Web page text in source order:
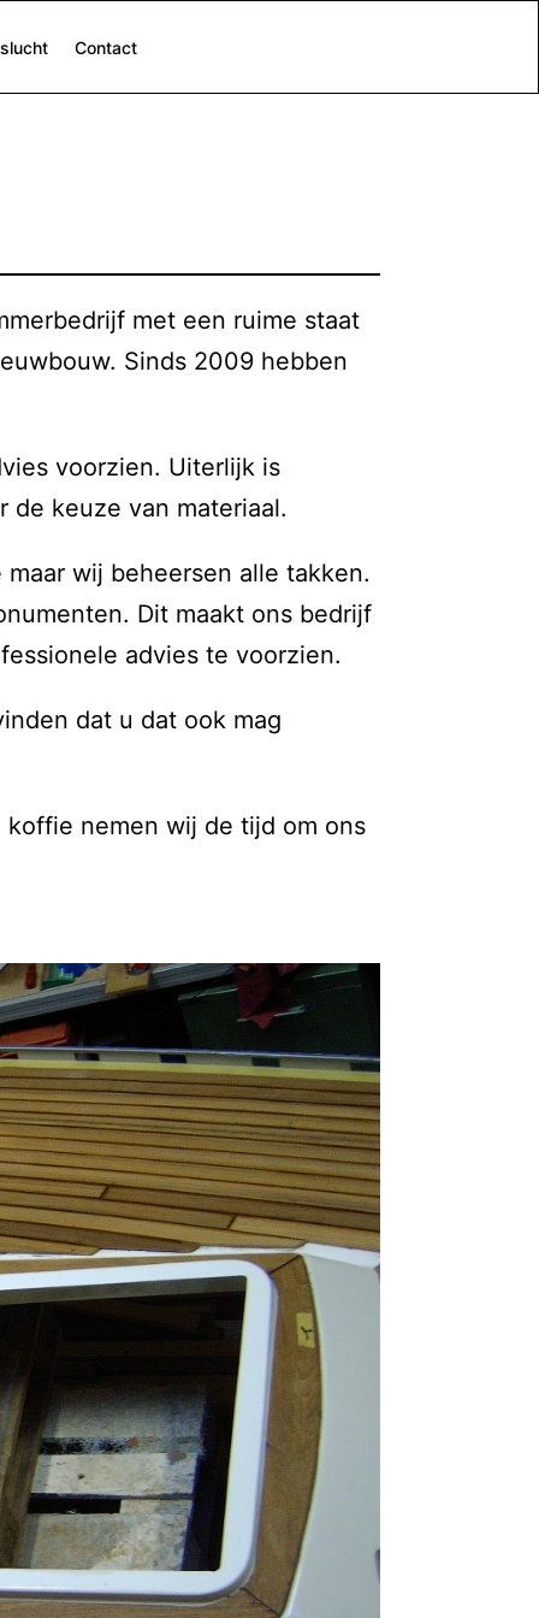
Contact
met een ruime staat
Sinds 2009 hebben
voorzien. Uiterlijk is
keuze van materiaal.
wij beheersen alle takken.
Dit maakt ons bedrijf
advies te voorzien.
dat u dat ook mag
nemen wij de tijd om ons